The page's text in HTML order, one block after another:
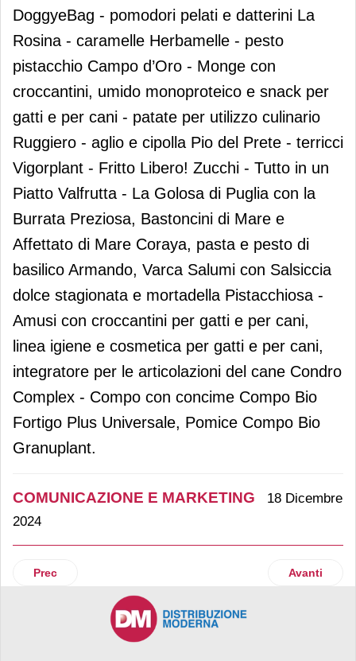
DoggyeBag - pomodori pelati e datterini La
Rosina - caramelle Herbamelle - pesto
pistacchio Campo d’Oro - Monge con
croccantini, umido monoproteico e snack per
gatti e per cani - patate per utilizzo culinario
Ruggiero - aglio e cipolla Pio del Prete - terricci
Vigorplant - Fritto Libero! Zucchi - Tutto in un
Piatto Valfrutta - La Golosa di Puglia con la
Burrata Preziosa, Bastoncini di Mare e
Affettato di Mare Coraya, pasta e pesto di
basilico Armando, Varca Salumi con Salsiccia
dolce stagionata e mortadella Pistacchiosa -
Amusi con croccantini per gatti e per cani,
linea igiene e cosmetica per gatti e per cani,
integratore per le articolazioni del cane Condro
Complex - Compo con concime Compo Bio
Fortigo Plus Universale, Pomice Compo Bio
Granuplant.
COMUNICAZIONE E MARKETING
18 Dicembre
2024
Articolo precedente: Esselunga: un nuovo appuntamento
Prec Articolo
Avanti